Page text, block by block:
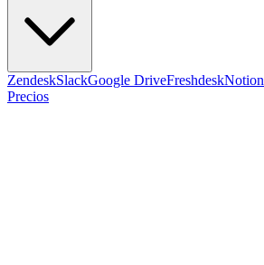
ZendeskSlackGoogle DriveFreshdeskNotion
Precios